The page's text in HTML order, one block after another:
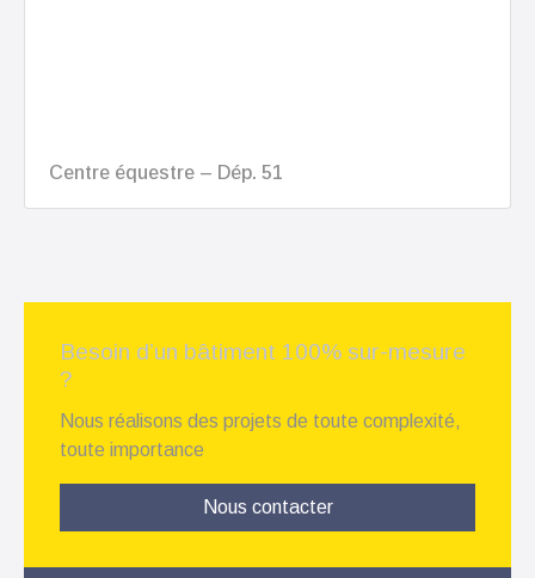
Centre équestre – Dép. 51
Besoin d’un bâtiment 100% sur-mesure
?
Nous réalisons des projets de toute complexité,
toute importance
Nous contacter